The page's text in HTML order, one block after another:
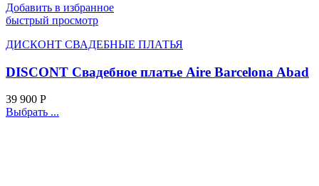
Добавить в избранное
быстрый просмотр
ДИСКОНТ СВАДЕБНЫЕ ПЛАТЬЯ
DISCONT Свадебное платье Aire Barcelona Abad
39 900 Р
Выбрать ...